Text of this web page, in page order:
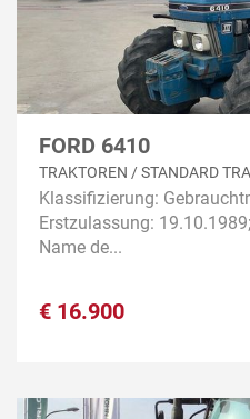
FORD 6410
TRAKTOREN / STANDARD
Klassifizierung:
Erstzulassung:
Name de...
€ 16.900